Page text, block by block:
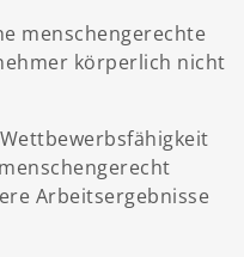
menschengerechte
körperlich nicht
Arbeitsergebnisse